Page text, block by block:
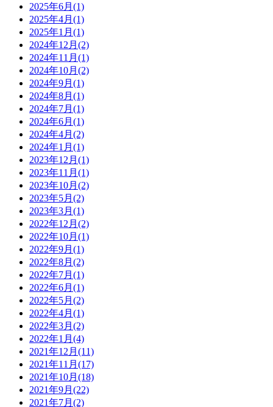
2025年6月(1)
2025年4月(1)
2025年1月(1)
2024年12月(2)
2024年11月(1)
2024年10月(2)
2024年9月(1)
2024年8月(1)
2024年7月(1)
2024年6月(1)
2024年4月(2)
2024年1月(1)
2023年12月(1)
2023年11月(1)
2023年10月(2)
2023年5月(2)
2023年3月(1)
2022年12月(2)
2022年10月(1)
2022年9月(1)
2022年8月(2)
2022年7月(1)
2022年6月(1)
2022年5月(2)
2022年4月(1)
2022年3月(2)
2022年1月(4)
2021年12月(11)
2021年11月(17)
2021年10月(18)
2021年9月(22)
2021年7月(2)